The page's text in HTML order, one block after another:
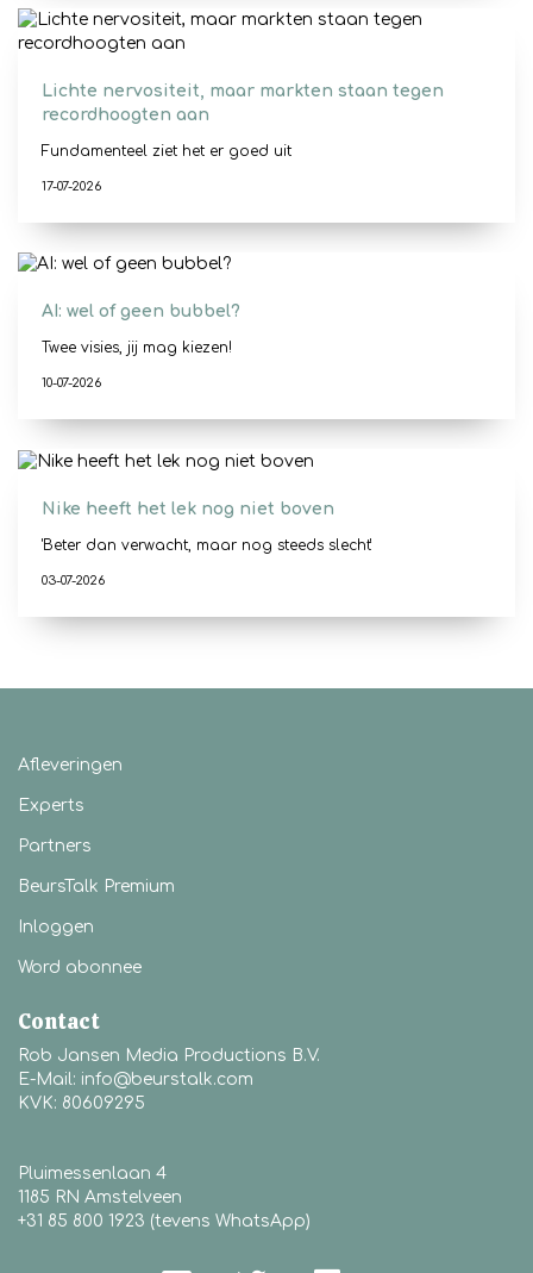
Lichte nervositeit, maar markten staan tegen
recordhoogten aan
Fundamenteel ziet het er goed uit
17-07-2026
AI: wel of geen bubbel?
Twee visies, jij mag kiezen!
10-07-2026
Nike heeft het lek nog niet boven
'Beter dan verwacht, maar nog steeds slecht'
03-07-2026
Afleveringen
Experts
Partners
BeursTalk Premium
Inloggen
Word abonnee
Contact
Rob Jansen Media Productions B.V.
E-Mail: info@beurstalk.com
KVK: 80609295
Pluimessenlaan 4
1185 RN Amstelveen
+31 85 800 1923 (tevens WhatsApp)